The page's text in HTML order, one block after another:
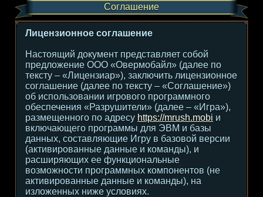
Соглашение
Лицензионное соглашение
Настоящий документ представляет собой
предложение ООО «Овермобайл» (далее по
тексту – «Лицензиар»), заключить лицензионное
соглашение (далее по тексту – «Соглашение»)
об использовании игрового программного
обеспечения «Разрушители» (далее – «Игра»),
размещенного по адресу https://mrush.mobi и
включающего программы для ЭВМ и базы
данных, составляющие Игру в базовой версии
(активированные данные и команды), и
расширяющих ее функциональные
возможности программных компонентов (не
активированные данные и команды), на
изложенных ниже условиях.